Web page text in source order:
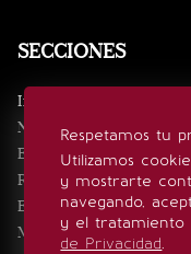
Respetamos tu
Utilizamos
y mostrarte
navegando,
y el tratamiento
de Privacidad.
SECCIONES
Inicio
Noticias
Eventos
Realeza
Estilo de vida
Minuto x Minuto